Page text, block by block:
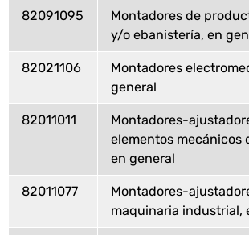
82091095
Montadores de
y/o ebanistería, en
82021106
Montadores
general
82011011
Montadores-
elementos mecánicos
en general
82011077
Montadores-
maquinaria industrial,